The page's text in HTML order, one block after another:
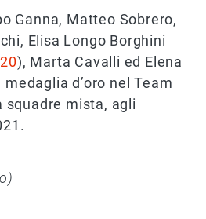
Ganna, Matteo Sobrero,
Elisa Longo Borghini
), Marta Cavalli ed Elena
d’oro nel Team
squadre mista, agli